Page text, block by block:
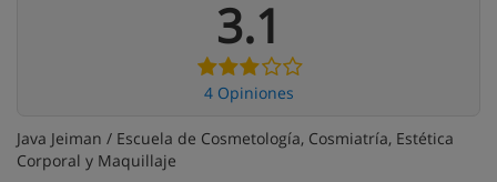
3.1
4 Opiniones
Java Jeiman / Escuela de Cosmetología, Cosmiatría, Estética
Corporal y Maquillaje